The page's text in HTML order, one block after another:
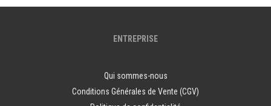
ENTREPRISE
Qui sommes-nous
Conditions Générales de Vente (CGV)